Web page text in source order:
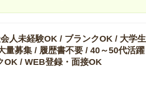
人未経験OK / ブランクOK / 大学生
量募集 / 履歴書不要 / 40～50代活躍
OK / WEB登録・面接OK